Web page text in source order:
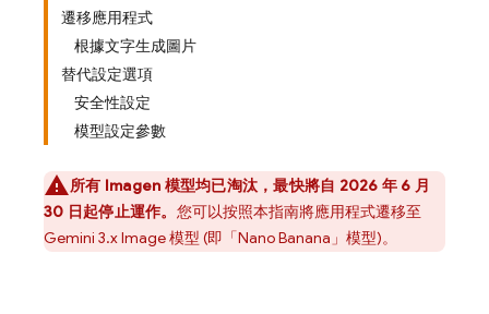
遷移應用程式
根據文字生成圖片
替代設定選項
安全性設定
模型設定參數
所有 Imagen 模型均已淘汰，最快將自 2026 年 6 月
30 日起停止運作。 您可以按照本指南將應用程式遷移至
Gemini 3.x Image模型 (即「Nano Banana」模型)。